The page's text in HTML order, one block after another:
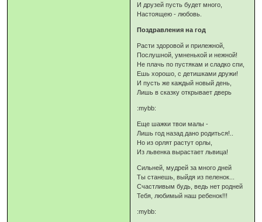
И друзей пусть будет много,
Настоящею - любовь.
Поздравления на год
Расти здоровой и прилежной,
Послушной, умненькой и нежной!
Не плачь по пустякам и сладко спи,
Ешь хорошо, с детишками дружи!
И пусть же каждый новый день,
Лишь в сказку открывает дверь
:mybb:
Еще шажки твои малы -
Лишь год назад дано родиться!..
Но из орлят растут орлы,
Из львенка вырастает львица!
Сильней, мудрей за много дней
Ты станешь, выйдя из пеленок...
Счастливым будь, ведь нет родней
Тебя, любимый наш ребенок!!!
:mybb: